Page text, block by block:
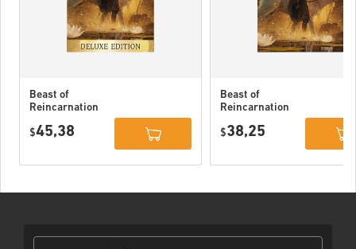
Beast of
Reincarnation
PC (STEAM)
$45,38
Beast of
Reincarnation
$38,25